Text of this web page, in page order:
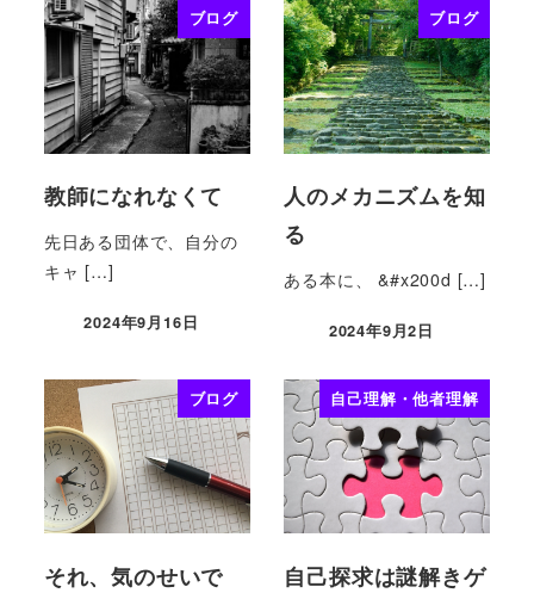
ブログ
教師になれなくて
先日ある団体で、自分の
キャ […]
2024年9月16日
ブログ
人のメカニズムを知
る
ある本に、 &#x200d […]
2024年9月2日
ブログ
それ、気のせいで
自己理解・他者理解
自己探求は謎解きゲ